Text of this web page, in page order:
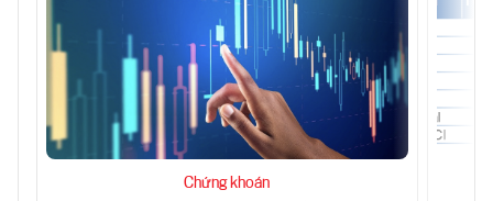
Chứng khoán